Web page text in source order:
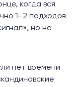
когда вся
1–2 подходов
но не
нет времени